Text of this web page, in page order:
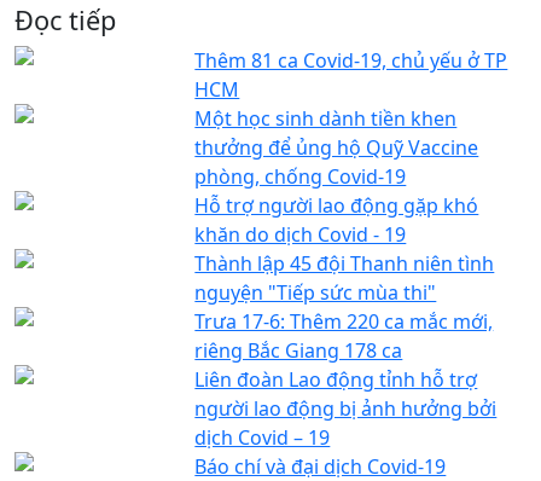
Đọc tiếp
Thêm 81 ca Covid-19, chủ yếu ở TP
HCM
Một học sinh dành tiền khen
thưởng để ủng hộ Quỹ Vaccine
phòng, chống Covid-19
Hỗ trợ người lao động gặp khó
khăn do dịch Covid - 19
Thành lập 45 đội Thanh niên tình
nguyện "Tiếp sức mùa thi"
Trưa 17-6: Thêm 220 ca mắc mới,
riêng Bắc Giang 178 ca
Liên đoàn Lao động tỉnh hỗ trợ
người lao động bị ảnh hưởng bởi
dịch Covid – 19
Báo chí và đại dịch Covid-19